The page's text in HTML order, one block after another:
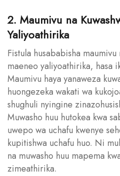
2. Maumivu na
Yaliyoathirika
Fistula husababisha
maeneo yaliyoathirika, hasa
Maumivu haya yanaweza
huongezeka wakati wa
shughuli nyingine
Muwasho huu hutokea kwa
uwepo wa uchafu kwenye
kupitishwa uchafu huo. Ni
na muwasho huu mapema
zimeathirika.